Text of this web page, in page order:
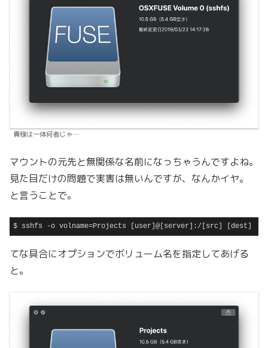
貴様は一体何者じゃ…
マウントの元先と無関係な名前になっちゃうんですよね。
見た目だけの問題で実害は無いんですが、なんかイヤ。
と言うことで。
$ sshfs -o volname=Projects [user]@[server]:/[src] [dest]
てな具合にオプションでボリューム名を指定してあげる
と。